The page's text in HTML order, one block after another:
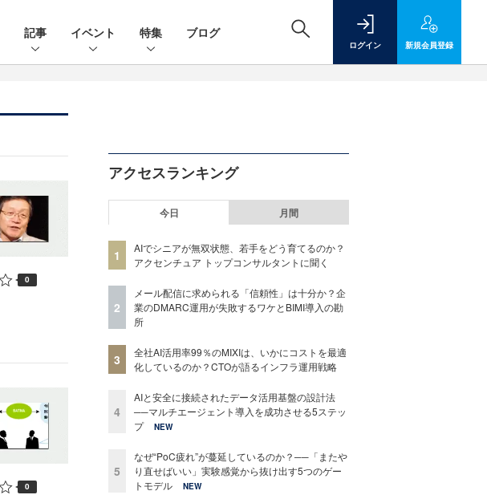
記事 イベント 特集 ブログ
ログイン 新規会員登録
0
0
アクセスランキング
今日 月間
1
AIでシニアが無双状態、若手をどう育てるのか？
アクセンチュア トップコンサルタントに聞く
2
メール配信に求められる「信頼性」は十分か？企
業のDMARC運用が失敗するワケとBIMI導入の勘
所
3
全社AI活用率99％のMIXIは、いかにコストを最適
化しているのか？CTOが語るインフラ運用戦略
4
AIと安全に接続されたデータ活用基盤の設計法
──マルチエージェント導入を成功させる5ステッ
プ
NEW
5
なぜ“PoC疲れ”が蔓延しているのか？──「またや
り直せばいい」実験感覚から抜け出す5つのゲー
トモデル
NEW